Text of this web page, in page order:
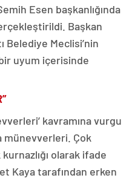
Esen başkanlığında
Başkan
Belediye Meclisi’nin
uyum içerisinde
kavramına vurgu
münevverleri. Çok
olarak ifade
Kaya tarafından erken